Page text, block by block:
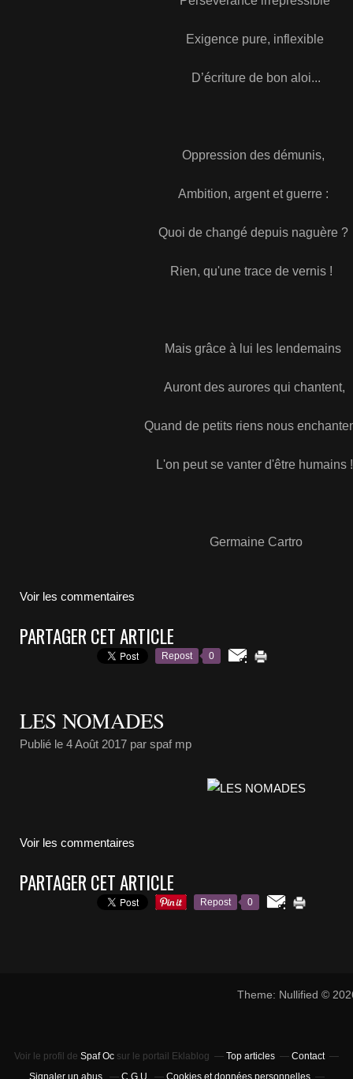
Exigence pure, inflexible
D’écriture de bon aloi...
Oppression des démunis,
Ambition, argent et guerre :
Quoi de changé depuis naguère
Rien, qu'une trace de vernis !
Mais grâce à lui les lendemains
Auront des aurores qui chantent,
Quand de petits riens nous
L'on peut se vanter d'être humains
Germaine Cartro
Voir les commentaires
PARTAGER CET ARTICLE
Repost 0
LES NOMADES
Publié le 4 Août 2017 par spaf mp
Voir les commentaires
PARTAGER CET ARTICLE
Repost 0
Theme: Nullified ©
Voir le profil de Spaf Oc sur le portail Eklablog Top articles
Contact
Signaler un abus
C.G.U.
Cookies et données personnelles